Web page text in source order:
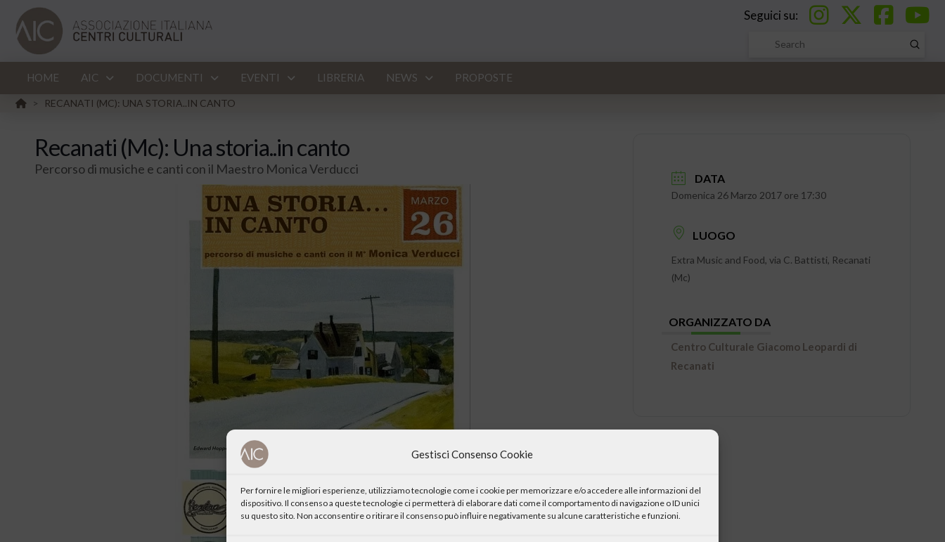
Gestisci Consenso Cookie
Per fornire le migliori esperienze, utilizziamo tecnologie come i cookie per memorizzare e/o accedere alle informazioni del
dispositivo. Il consenso a queste tecnologie ci permetterà di elaborare dati come il comportamento di navigazione o ID unici
su questo sito. Non acconsentire o ritirare il consenso può influire negativamente su alcune caratteristiche e funzioni.
Seguici su:
Search
Submit
HOME AIC DOCUMENTI EVENTI LIBRERIA NEWS PROPOSTE
HOME
> RECANATI (MC): UNA STORIA..IN CANTO
Recanati (Mc): Una storia..in canto
Percorso di musiche e canti con il Maestro Monica Verducci
DATA
Domenica 26 Marzo 2017 ore 17:30
LUOGO
Extra Music and Food, via C. Battisti, Recanati
(Mc)
ORGANIZZATO DA
Centro Culturale Giacomo Leopardi di
Recanati